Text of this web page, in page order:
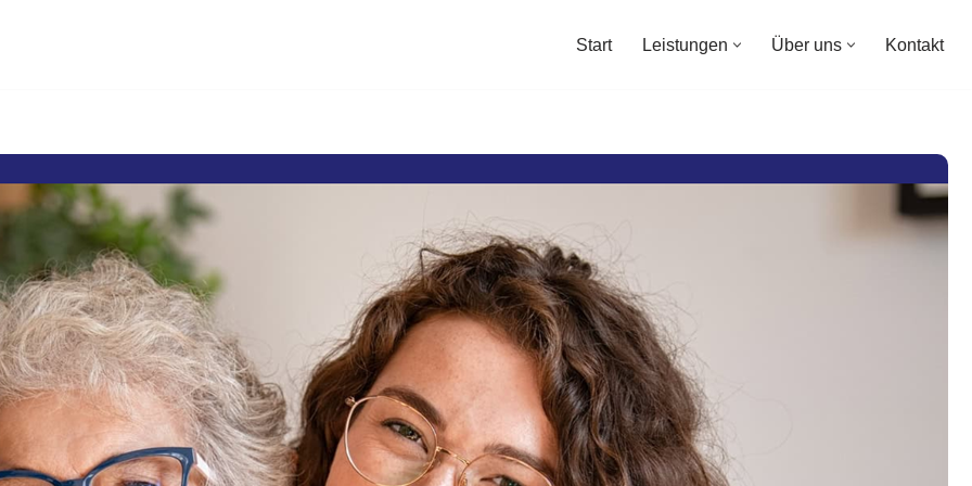
Start Leistungen Über uns Kontakt